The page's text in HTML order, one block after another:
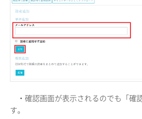
・確認画面が表示されるのでも「確
す。